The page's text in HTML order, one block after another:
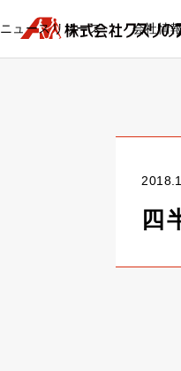
ニュースリリース 会社情
四